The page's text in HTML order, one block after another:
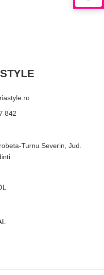
842
Turnu Severin, Jud.